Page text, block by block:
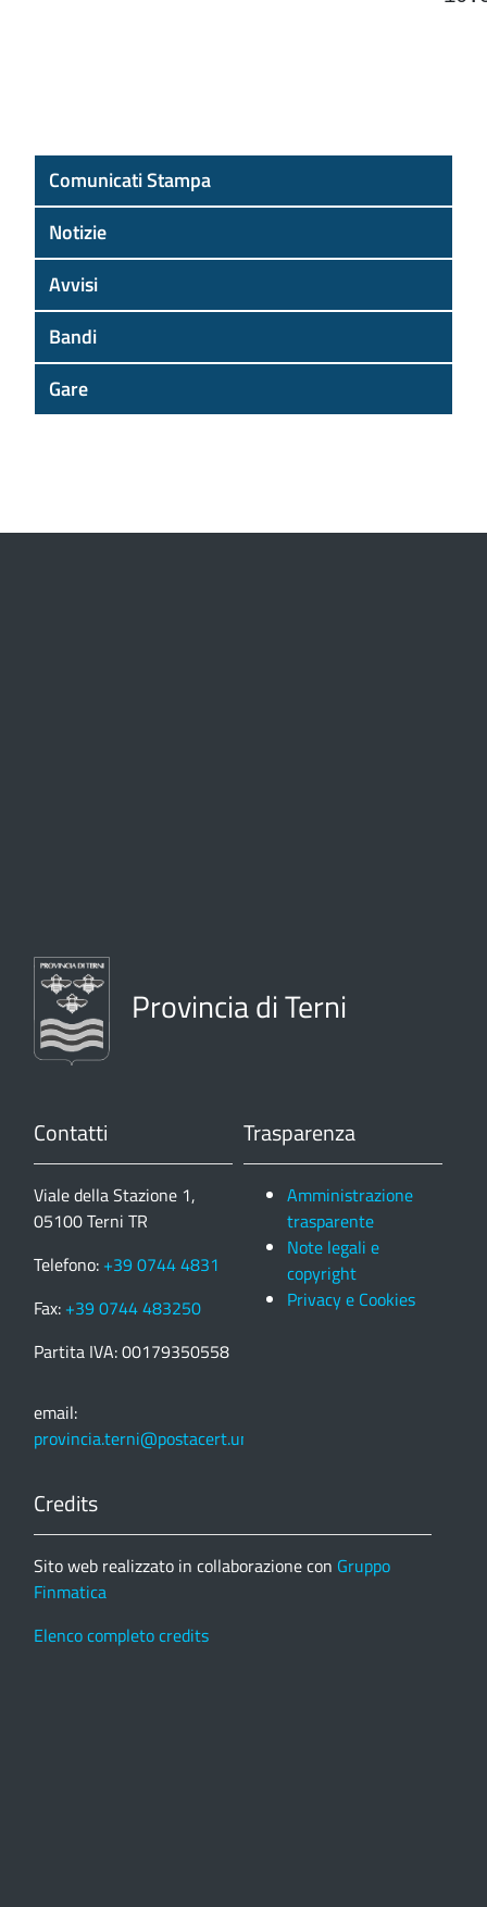
Comunicati Stampa
Notizie
Avvisi
Bandi
Gare
Provincia di Terni
Contatti
Viale della Stazione 1,
05100 Terni TR
Telefono: +39 0744 4831
Fax: +39 0744 483250
Partita IVA: 00179350558
email:
provincia.terni@postacert.umbria.it
Trasparenza
Amministrazione
trasparente
Note legali e
copyright
Privacy e Cookies
Credits
Sito web realizzato in collaborazione con Gruppo
Finmatica
Elenco completo credits